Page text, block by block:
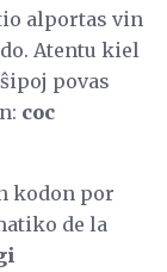
alportas vin
Atentu kiel
povas
coc
kodon por
de la